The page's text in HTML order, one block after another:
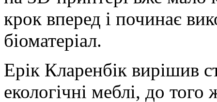
крок вперед і починає
біоматеріал.
Ерік Кларенбік вирішив
екологічні меблі, до